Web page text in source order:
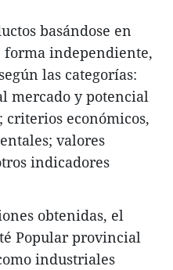
basándose en
forma independiente,
las categorías:
mercado y potencial
económicos,
valores
indicadores
obtenidas, el
Popular provincial
industriales